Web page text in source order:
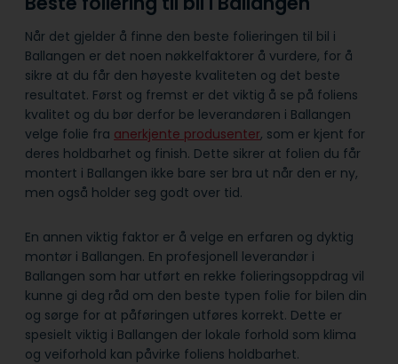
Når det gjelder å finne den beste folieringen til bil i
Ballangen er det noen nøkkelfaktorer å vurdere, for å
sikre at du får den høyeste kvaliteten og det beste
resultatet. Først og fremst er det viktig å se på foliens
kvalitet og du bør derfor be leverandøren i Ballangen
velge folie fra anerkjente produsenter, som er kjent for
deres holdbarhet og finish. Dette sikrer at folien du får
montert i Ballangen ikke bare ser bra ut når den er ny,
men også holder seg godt over tid.
En annen viktig faktor er å velge en erfaren og dyktig
montør i Ballangen. En profesjonell leverandør i
Ballangen som har utført en rekke folieringsoppdrag vil
kunne gi deg råd om den beste typen folie for bilen din
og sørge for at påføringen utføres korrekt. Dette er
spesielt viktig i Ballangen der lokale forhold som klima
og veiforhold kan påvirke foliens holdbarhet.